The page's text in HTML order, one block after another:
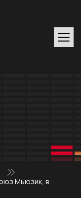
Мьюзик, в